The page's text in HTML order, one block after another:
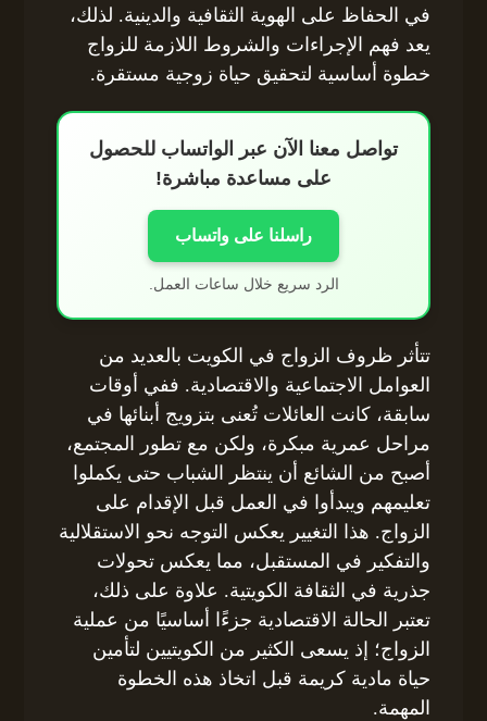
في الحفاظ على الهوية الثقافية والدينية. لذلك،
يعد فهم الإجراءات والشروط اللازمة للزواج
خطوة أساسية لتحقيق حياة زوجية مستقرة.
تواصل معنا الآن عبر الواتساب للحصول
على مساعدة مباشرة!
راسلنا على واتساب
الرد سريع خلال ساعات العمل.
تتأثر ظروف الزواج في الكويت بالعديد من
العوامل الاجتماعية والاقتصادية. ففي أوقات
سابقة، كانت العائلات تُعنى بتزويج أبنائها في
مراحل عمرية مبكرة، ولكن مع تطور المجتمع،
أصبح من الشائع أن ينتظر الشباب حتى يكملوا
تعليمهم ويبدأوا في العمل قبل الإقدام على
الزواج. هذا التغيير يعكس التوجه نحو الاستقلالية
والتفكير في المستقبل، مما يعكس تحولات
جذرية في الثقافة الكويتية. علاوة على ذلك،
تعتبر الحالة الاقتصادية جزءًا أساسيًا من عملية
الزواج؛ إذ يسعى الكثير من الكويتيين لتأمين
حياة مادية كريمة قبل اتخاذ هذه الخطوة
المهمة.